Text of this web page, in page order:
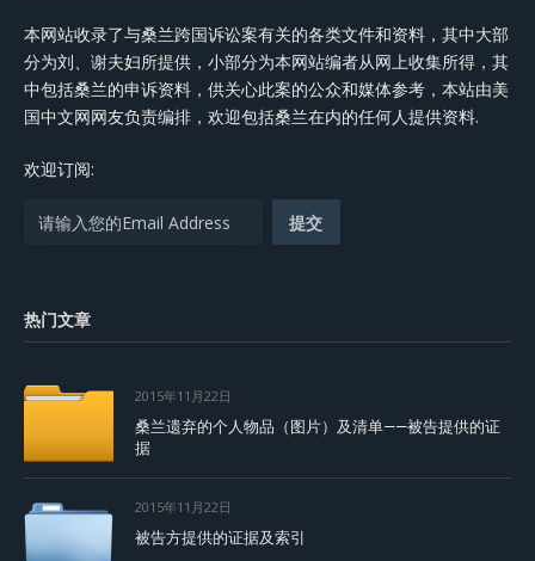
本网站收录了与桑兰跨国诉讼案有关的各类文件和资料，其中大部
分为刘、谢夫妇所提供，小部分为本网站编者从网上收集所得，其
中包括桑兰的申诉资料，供关心此案的公众和媒体参考，本站由美
国中文网网友负责编排，欢迎包括桑兰在内的任何人提供资料.
欢迎订阅:
热门文章
2015年11月22日
桑兰遗弃的个人物品（图片）及清单——被告提供的证
据
2015年11月22日
被告方提供的证据及索引